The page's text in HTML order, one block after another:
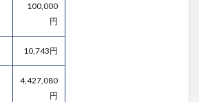
100,000
円
10,743円
4,427,080
円